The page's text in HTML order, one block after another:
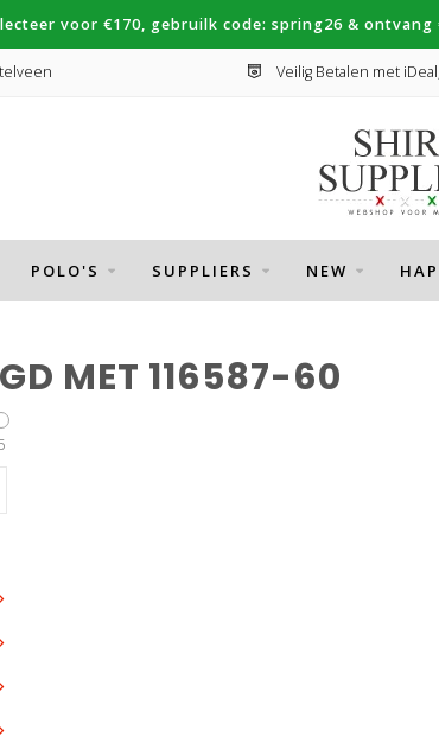
voor €170, gebruilk code: spring26 &
Veilig Betalen met
POLO'S SUPPLIERS NEW
MET 116587-60